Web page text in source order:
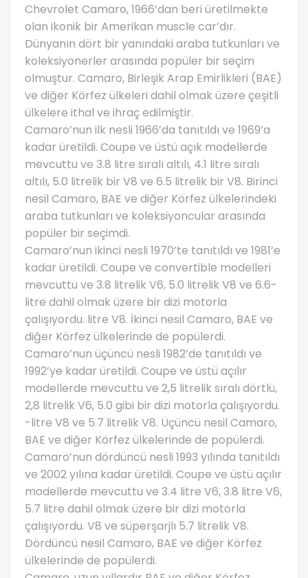
Chevrolet Camaro, 1966’dan beri üretilmekte
olan ikonik bir Amerikan muscle car’dır.
Dünyanın dört bir yanındaki araba tutkunları ve
koleksiyonerler arasında popüler bir seçim
olmuştur. Camaro, Birleşik Arap Emirlikleri (BAE)
ve diğer Körfez ülkeleri dahil olmak üzere çeşitli
ülkelere ithal ve ihraç edilmiştir.
Camaro’nun ilk nesli 1966’da tanıtıldı ve 1969’a
kadar üretildi. Coupe ve üstü açık modellerde
mevcuttu ve 3.8 litre sıralı altılı, 4.1 litre sıralı
altılı, 5.0 litrelik bir V8 ve 6.5 litrelik bir V8. Birinci
nesil Camaro, BAE ve diğer Körfez ülkelerindeki
araba tutkunları ve koleksiyoncular arasında
popüler bir seçimdi.
Camaro’nun ikinci nesli 1970’te tanıtıldı ve 1981’e
kadar üretildi. Coupe ve convertible modelleri
mevcuttu ve 3.8 litrelik V6, 5.0 litrelik V8 ve 6.6-
litre dahil olmak üzere bir dizi motorla
çalışıyordu. litre V8. İkinci nesil Camaro, BAE ve
diğer Körfez ülkelerinde de popülerdi.
Camaro’nun üçüncü nesli 1982’de tanıtıldı ve
1992’ye kadar üretildi. Coupe ve üstü açılır
modellerde mevcuttu ve 2,5 litrelik sıralı dörtlü,
2,8 litrelik V6, 5.0 gibi bir dizi motorla çalışıyordu.
-litre V8 ve 5.7 litrelik V8. Üçüncü nesil Camaro,
BAE ve diğer Körfez ülkelerinde de popülerdi.
Camaro’nun dördüncü nesli 1993 yılında tanıtıldı
ve 2002 yılına kadar üretildi. Coupe ve üstü açılır
modellerde mevcuttu ve 3.4 litre V6, 3.8 litre V6,
5.7 litre dahil olmak üzere bir dizi motorla
çalışıyordu. V8 ve süperşarjlı 5.7 litrelik V8.
Dördüncü nesil Camaro, BAE ve diğer Körfez
ülkelerinde de popülerdi.